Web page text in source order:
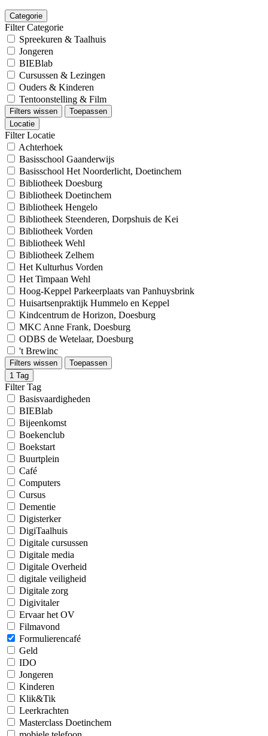
Categorie
Filter Categorie
Spreekuren & Taalhuis
Jongeren
BIEBlab
Cursussen & Lezingen
Ouders & Kinderen
Tentoonstelling & Film
Filters wissen
Toepassen
Locatie
Filter Locatie
Achterhoek
Basisschool Gaanderwijs
Basisschool Het Noorderlicht, Doetinchem
Bibliotheek Doesburg
Bibliotheek Doetinchem
Bibliotheek Hengelo
Bibliotheek Steenderen, Dorpshuis de Kei
Bibliotheek Vorden
Bibliotheek Wehl
Bibliotheek Zelhem
Het Kulturhus Vorden
Het Timpaan Wehl
Hoog-Keppel Parkeerplaats van Panhuysbrink
Huisartsenpraktijk Hummelo en Keppel
Kindcentrum de Horizon, Doesburg
MKC Anne Frank, Doesburg
ODBS de Wetelaar, Doesburg
't Brewinc
Filters wissen
Toepassen
1 Tag
Filter Tag
Basisvaardigheden
BIEBlab
Bijeenkomst
Boekenclub
Boekstart
Buurtplein
Café
Computers
Cursus
Dementie
Digisterker
DigiTaalhuis
Digitale cursussen
Digitale media
Digitale Overheid
digitale veiligheid
Digitale zorg
Digivitaler
Ervaar het OV
Filmavond
Formulierencafé
Geld
IDO
Jongeren
Kinderen
Klik&Tik
Leerkrachten
Masterclass Doetinchem